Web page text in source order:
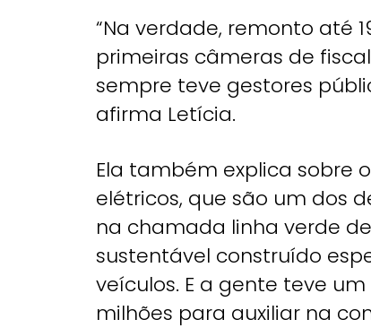
“Na verdade, remonto até
primeiras câmeras de
sempre teve gestores
afirma Letícia.
Ela também explica sobre
elétricos, que são um dos
na chamada linha verde
sustentável construído
veículos. E a gente teve
milhões para auxiliar na